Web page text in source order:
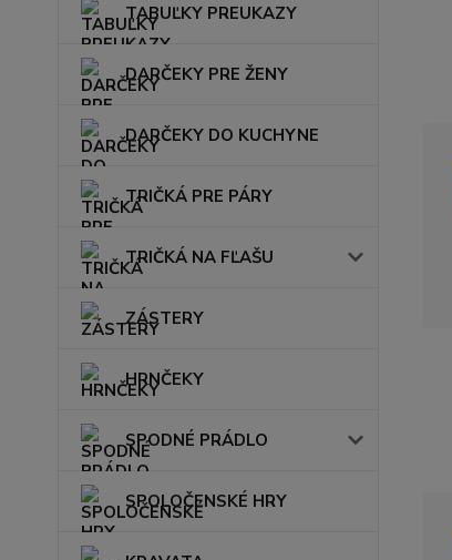
TABUĽKY PREUKAZY
DARČEKY PRE ŽENY
DARČEKY DO KUCHYNE
TRIČKÁ PRE PÁRY
TRIČKÁ NA FĽAŠU
ZÁSTERY
HRNČEKY
SPODNÉ PRÁDLO
SPOLOČENSKÉ HRY